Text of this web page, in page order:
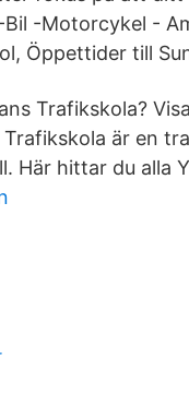
-Motorcykel -
Öppettider till
Trafikskola?
är en
Här hittar du alla